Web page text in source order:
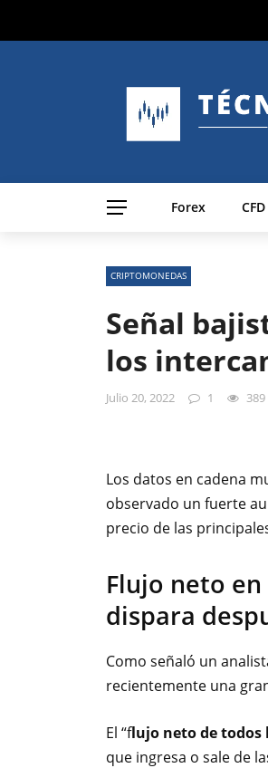
Forex CFD
CRIPTOMONEDAS
Señal
los
Julio 20, 2022 1 389
Los datos en cadena
observado un fuerte
precio de las
Flujo neto
dispara
Como señaló un
recientemente una
El “flujo neto de todos
que ingresa o sale de